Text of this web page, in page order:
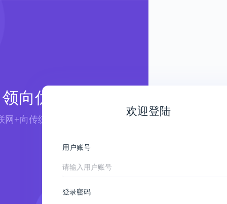
领向优航
+向传统行业赋能 ——
欢迎登陆
用户账号
登录密码